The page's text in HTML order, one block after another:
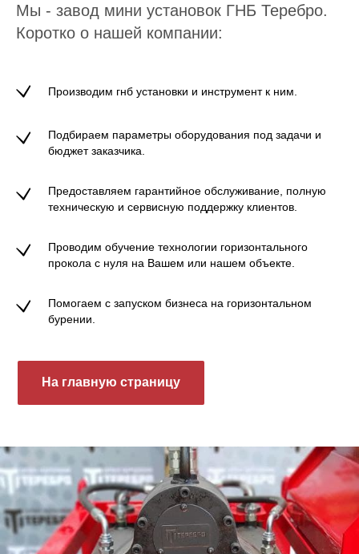
Мы - завод мини установок ГНБ Теребро.
Коротко о нашей компании:
Производим гнб установки и инструмент к ним.
Подбираем параметры оборудования под задачи и
бюджет заказчика.
Предоставляем гарантийное обслуживание, полную
техническую и сервисную поддержку клиентов.
Проводим обучение технологии горизонтального
прокола с нуля на Вашем или нашем объекте.
Помогаем с запуском бизнеса на горизонтальном
бурении.
На главную страницу